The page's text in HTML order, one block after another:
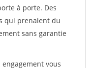
à porte. Des
qui prenaient du
sans garantie
vous